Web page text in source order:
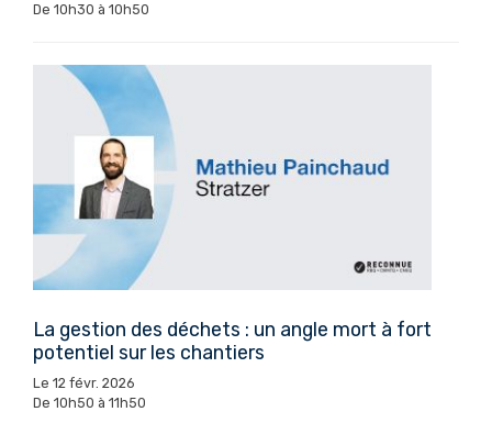
De 10h30 à 10h50
La gestion des déchets : un angle mort à fort
potentiel sur les chantiers
Le 12 févr. 2026
De 10h50 à 11h50